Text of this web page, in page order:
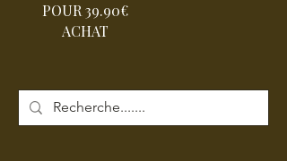
POUR 39.90€
ACHAT